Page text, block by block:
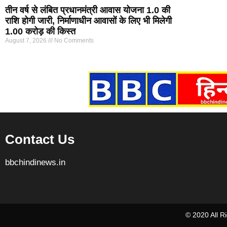
तीन वर्ष से लंबित प्रधानमंत्री आवास योजना 1.0 की
राशि होगी जारी, निर्माणाधीन आवासों के लिए भी मिलेगी
1.00 करोड़ की किस्त
August 7, 2026 No Comments
Contact Us
bbchindinews.in
© 2020 All